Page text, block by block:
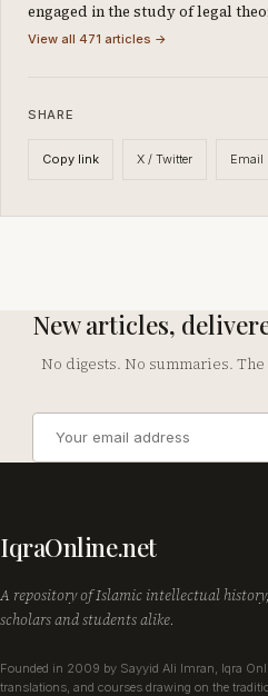
engaged in the study of legal
View all 471 articles →
SHARE
Copy link X / Twitter Email
New articles,
No digests. No summaries.
IqraOnline.net
A repository of Islamic intellectual
scholars and students alike.
Founded in 2009 by Sayyid Ali Imran, Iqra
translations, and courses drawing on the